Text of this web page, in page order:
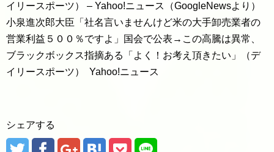
イリースポーツ） – Yahoo!ニュース（GoogleNewsより）
小泉進次郎大臣「社名言いませんけど米の大手卸売業者の
営業利益５００％ですよ」国会で公表→この高騰は異常、
ブラックボックス指摘ある「よく！お考え頂きたい」（デ
イリースポーツ） Yahoo!ニュース
シェアする